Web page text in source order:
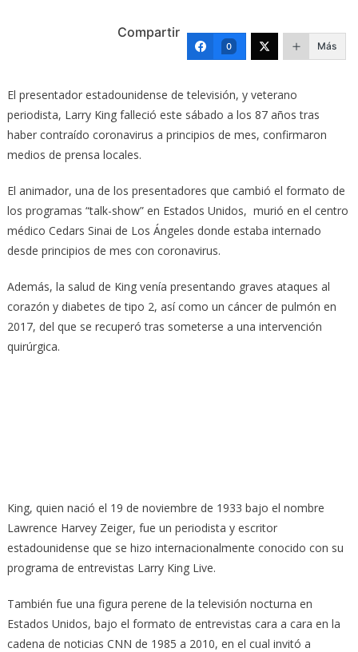
Compartir
0 Más
El presentador estadounidense de televisión, y veterano
periodista, Larry King falleció este sábado a los 87 años tras
haber contraído coronavirus a principios de mes, confirmaron
medios de prensa locales.
El animador, una de los presentadores que cambió el formato de
los programas “talk-show” en Estados Unidos, murió en el centro
médico Cedars Sinai de Los Ángeles donde estaba internado
desde principios de mes con coronavirus.
Además, la salud de King venía presentando graves ataques al
corazón y diabetes de tipo 2, así como un cáncer de pulmón en
2017, del que se recuperó tras someterse a una intervención
quirúrgica.
King, quien nació el 19 de noviembre de 1933 bajo el nombre
Lawrence Harvey Zeiger, fue un periodista y escritor
estadounidense que se hizo internacionalmente conocido con su
programa de entrevistas Larry King Live.
También fue una figura perene de la televisión nocturna en
Estados Unidos, bajo el formato de entrevistas cara a cara en la
cadena de noticias CNN de 1985 a 2010, en el cual invitó a